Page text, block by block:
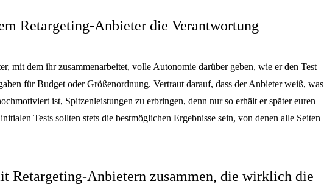
Retargeting-Anbieter die Verantwortung
mit dem ihr zusammenarbeitet, volle Autonomie darüber geben, wie er den Test
für Budget oder Größenordnung. Vertraut darauf, dass der Anbieter weiß, was
ist, Spitzenleistungen zu erbringen, denn nur so erhält er später euren
Tests sollten stets die bestmöglichen Ergebnisse sein, von denen alle Seiten
Retargeting-Anbietern zusammen, die wirklich die